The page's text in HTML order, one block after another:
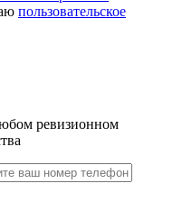
пользовательское
ревизионном